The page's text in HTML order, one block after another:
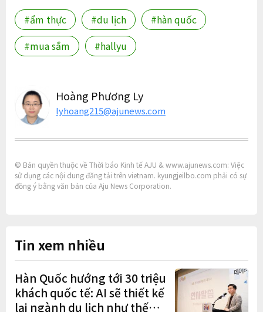
#ẩm thực #du lịch
#hàn quốc
#mua sắm
#hallyu
Hoàng Phương Ly
lyhoang215@ajunews.com
© Bản quyền thuộc về Thời báo Kinh tế AJU & www.ajunews.com: Việc
sử dụng các nội dung đăng tải trên vietnam. kyungjeilbo.com phải có sự
đồng ý bằng văn bản của Aju News Corporation.
Tin xem nhiều
Hàn Quốc hướng tới 30 triệu
khách quốc tế: AI sẽ thiết kế
lại ngành du lịch như thế